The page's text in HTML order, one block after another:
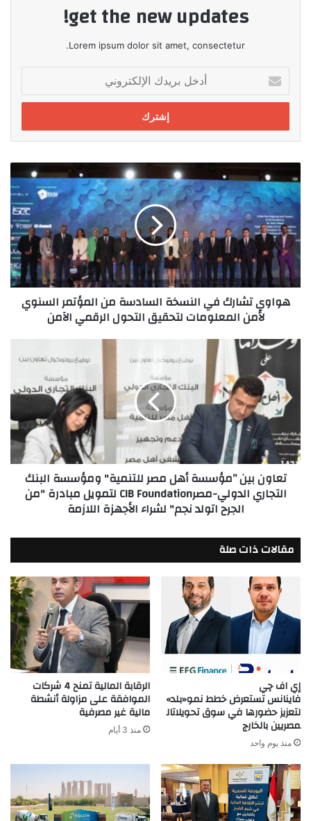
get the new updates!
Lorem ipsum dolor sit amet, consectetur.
بريدك
الإلكتروني
تشارك
في
النسخة
السادسة
من
المؤتمر
السنوي
لأمن
المعلومات
الرقمي
هواوي تشارك في النسخة السادسة من المؤتمر السنوي
لأمن المعلومات لتحقيق التحول الرقمي الآمن
تعاون
”مؤسسة
أهل
مصر
للتنمية"
ومؤسسة
البنك
التجاري
الدولي-
مصرCIB
Foundation
مبادرة
"من
الجرح
لشراء
الأجهزة
تعاون بين ”مؤسسة أهل مصر للتنمية" ومؤسسة البنك
التجاري الدولي-مصرCIB Foundation لتمويل مبادرة "من
الجرح اتولد نجم" لشراء الأجهزة اللازمة
مقالات ذات صلة
إي اف چي
فاينانس تستعرض خطط نمو«بلد»
لتعزيز حضورها في سوق تحويلاتال
مصريين بالخارج
منذ يوم واحد
الرقابة المالية تمنح 4 شركات
الموافقة على مزاولة أنشطة
مالية غير مصرفية
منذ 3 أيام